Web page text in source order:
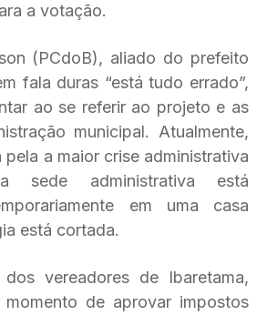
a votação.
(PCdoB), aliado do prefeito
fala duras “está tudo errado”,
ao se referir ao projeto e as
municipal. Atualmente,
pela a maior crise administrativa
sede administrativa está
em uma casa
está cortada.
vereadores de Ibaretama,
de aprovar impostos